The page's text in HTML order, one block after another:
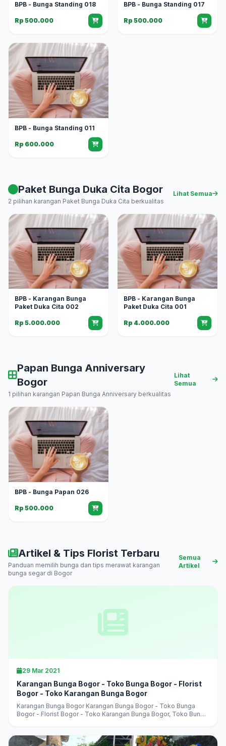
BPB - Bunga Standing 018
Rp 500.000
BPB - Bunga Standing 017
Rp 500.000
BPB - Bunga Standing 011
Rp 600.000
Paket Bunga Duka Cita Bogor
2 pilihan karangan Paket Bunga Duka Cita berkualitas
Lihat Semua
BPB - Karangan Bunga
Paket Duka Cita 002
Rp 5.000.000
BPB - Karangan Bunga
Paket Duka Cita 001
Rp 4.000.000
Papan Bunga Anniversary
Bogor
1 pilihan karangan Papan Bunga Anniversary berkualitas
Lihat
Semua
BPB - Bunga Papan 026
Rp 500.000
Artikel & Tips Florist Terbaru
Panduan memilih bunga dan tips merawat karangan
bunga segar di Bogor
Semua
Artikel
29 Mar 2021
Karangan Bunga Bogor - Toko Bunga Bogor - Florist
Bogor - Toko Karangan Bunga Bogor
Karangan Bunga Bogor Karangan Bunga Bogor - Toko Bunga
Bogor - Florist Bogor - Toko Karangan Bunga Bogor, Toko Bunga